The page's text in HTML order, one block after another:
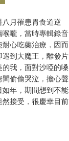
月罹患胃食道逆
嚨，當時專輯錄音
心吃藥治療，因而
到大魔王，離發片
我，面對沙啞的嗓
偷偷哭泣，擔心聲
年，期間想到不能
接受，很慶幸目前